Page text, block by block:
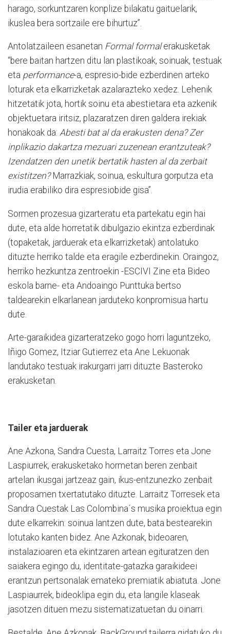
harago, sorkuntzaren konplize bilakatu gaituelarik,
ikuslea bera sortzaile ere bihurtuz”.
Antolatzaileen esanetan Formal formalerakusketak
“bere baitan hartzen ditu lan plastikoak, soinuak, testuak
eta performance-a, espresio-bide ezberdinen arteko
loturak eta elkarrizketak azalarazteko xedez. Lehenik
hitzetatik jota, hortik soinu eta abestietara eta azkenik
objektuetara iritsiz, plazaratzen diren galdera irekiak
honakoak da: Abesti bat al da erakusten dena? Zer
inplikazio dakartza mezuari zuzenean erantzuteak?
Izendatzen den unetik bertatik hasten al da zerbait
existitzen? Marrazkiak, soinua, eskultura gorputza eta
irudia erabiliko dira espresiobide gisa”.
Sormen prozesua gizarteratu eta partekatu egin hai
dute, eta alde horretatik dibulgazio ekintza ezberdinak
(topaketak, jarduerak eta elkarrizketak) antolatuko
dituzte herriko talde eta eragile ezberdinekin. Oraingoz,
herriko hezkuntza zentroekin -ESCIVI Zine eta Bideo
eskola barne- eta Andoaingo Punttuka bertso
taldearekin elkarlanean jarduteko konpromisua hartu
dute.
Arte-garaikidea gizarteratzeko gogo horri laguntzeko,
Iñigo Gomez, Itziar Gutierrez eta Ane Lekuonak
landutako testuak irakurgarri jarri dituzte Basteroko
erakusketan.
Tailer eta jarduerak
Ane Azkona, Sandra Cuesta, Larraitz Torres eta Jone
Laspiurrek, erakusketako hormetan beren zenbait
artelan ikusgai jartzeaz gain, ikus-entzunezko zenbait
proposamen txertatutako dituzte. Larraitz Torresek eta
Sandra Cuestak Las Colombina´s musika proiektua egin
dute elkarrekin: soinua lantzen dute, bata bestearekin
lotutako kanten bidez. Ane Azkonak, bideoaren,
instalazioaren eta ekintzaren artean egituratzen den
saiakera egingo du, identitate-gatazka garaikideei
erantzun pertsonalak emateko premiatik abiatuta. Jone
Laspiaurrek, bideoklipa egin du, eta langile klaseak
jasotzen dituen mezu sistematizatuetan du oinarri.